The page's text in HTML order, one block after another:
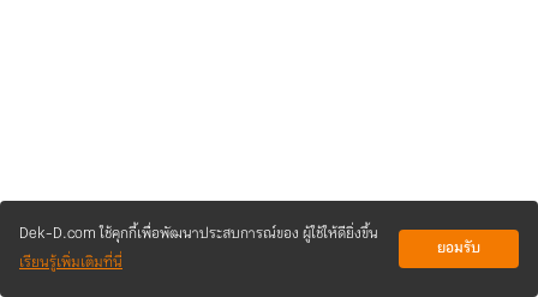
Dek-D.com ใช้คุกกี้เพื่อพัฒนาประสบการณ์ของ ผู้ใช้ให้ดียิ่งขึ้น
เรียนรู้เพิ่มเติมที่นี่
ยอมรับ